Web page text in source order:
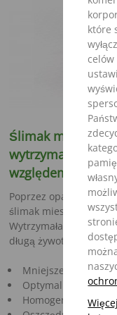
które
Ślimak
wytrzymałość
względem
Poprzez
ślimak mieszający
Wytrzymała i
długą żywotność
Mniejsze
Optymalna
Homogeniczne